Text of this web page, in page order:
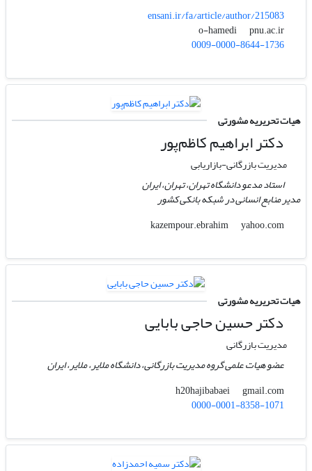
ensani.ir/fa/article/author/215083
o-hamedi
pnu.ac.ir
0009-0000-8644-1736
هیات تحریریه مشورتی
دکتر ابراهیم کاظم‌پور
مدیریت بازرگانی-بازاریابی
استاد مدعو دانشگاه تهران، تهران، ایران
مدیر منابع انسانی در شبکه بانکی کشور
kazempour.ebrahim
yahoo.com
هیات تحریریه مشورتی
دکتر حسین حاجی بابایی
مدیریت بازرگانی
عضو هیات علمی گروه مدیریت بازرگانی، دانشگاه ملایر، ملایر، ایران
h20hajibabaei
gmail.com
0000-0001-8358-1071